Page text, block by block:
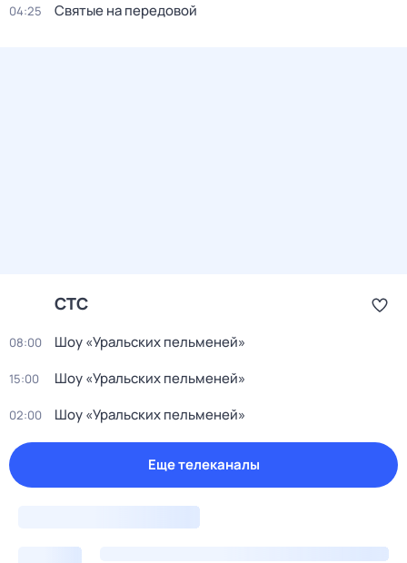
04:25 Святые на передовой
СТС
08:00 Шоу «Уральских пельменей»
15:00 Шоу «Уральских пельменей»
02:00 Шоу «Уральских пельменей»
Еще телеканалы